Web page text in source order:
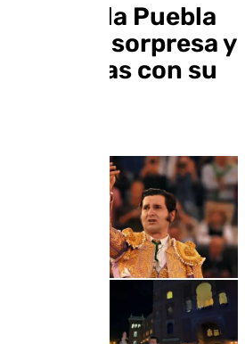
de la Puebla
por sorpresa y
Ventas con su